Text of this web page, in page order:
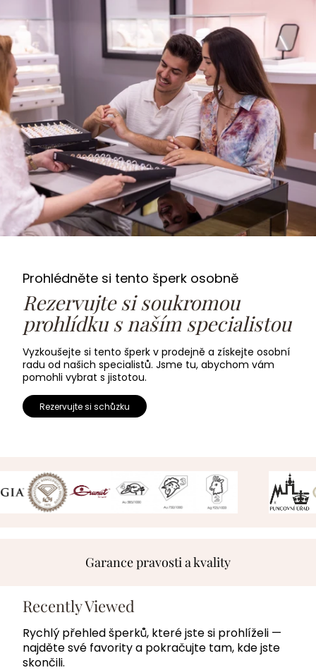
Prohlédněte si tento šperk osobně
Rezervujte si soukromou
prohlídku s naším specialistou
Vyzkoušejte si tento šperk v prodejně a získejte osobní
radu od našich specialistů. Jsme tu, abychom vám
pomohli vybrat s jistotou.
Rezervujte si schůzku
Garance pravosti a kvality
Recently Viewed
Rychlý přehled šperků, které jste si prohlíželi —
najděte své favority a pokračujte tam, kde jste
skončili.